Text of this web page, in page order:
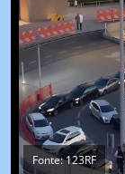
Fonte: 123RF